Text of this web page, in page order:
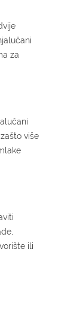
za
više
ili